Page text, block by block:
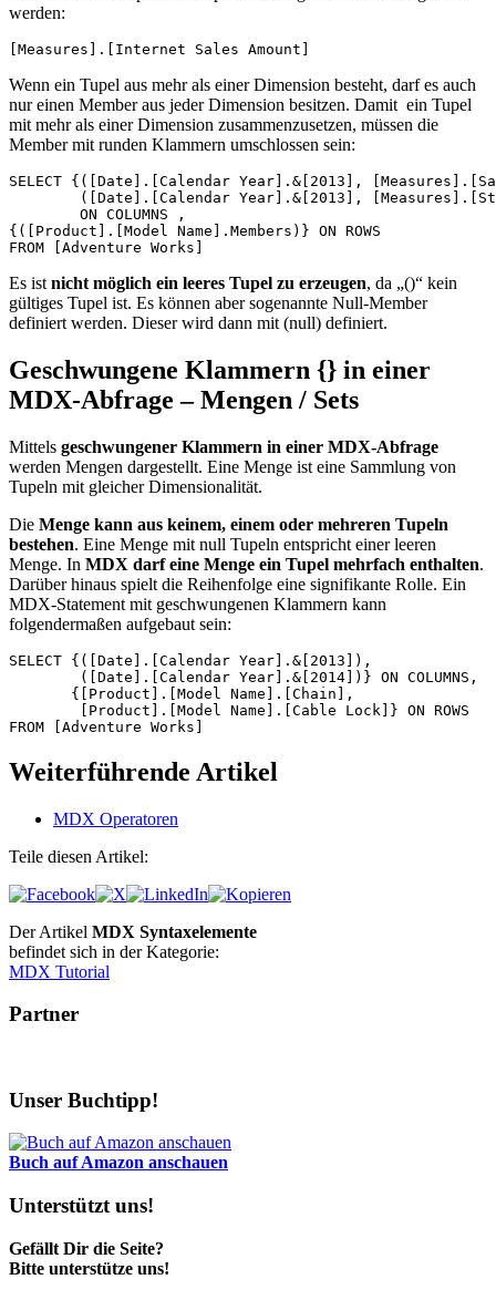
werden:
[Measures].[Internet Sales Amount]
Wenn ein Tupel aus mehr als einer Dimension besteht, darf es auch
nur einen Member aus jeder Dimension besitzen. Damit ein Tupel
mit mehr als einer Dimension zusammenzusetzen, müssen die
Member mit runden Klammern umschlossen sein:
SELECT {([Date].[Calendar Year].&[2013],
([Date].[Calendar Year].&[2013],
        ON COLUMNS ,
{([Product].[Model Name].Members)} ON ROWS
FROM [Adventure Works]
Es ist nicht möglich ein leeres Tupel zu erzeugen, da „()“ kein
gültiges Tupel ist. Es können aber sogenannte Null-Member
definiert werden. Dieser wird dann mit (null) definiert.
Geschwungene Klammern {} in einer
MDX-Abfrage – Mengen / Sets
Mittels geschwungener Klammern in einer MDX-Abfrage
werden Mengen dargestellt. Eine Menge ist eine Sammlung von
Tupeln mit gleicher Dimensionalität.
Die Menge kann aus keinem, einem oder mehreren Tupeln
bestehen. Eine Menge mit null Tupeln entspricht einer leeren
Menge. In MDX darf eine Menge ein Tupel mehrfach enthalten.
Darüber hinaus spielt die Reihenfolge eine signifikante Rolle. Ein
MDX-Statement mit geschwungenen Klammern kann
folgendermaßen aufgebaut sein:
SELECT {([Date].[Calendar Year].&[2013]),
       {[Product].[Model Name].[Chain],
        [Product].[Model Name].[Cable Lock]} ON ROWS
FROM [Adventure Works]
Weiterführende Artikel
MDX Operatoren
Teile diesen Artikel:
Der Artikel MDX Syntaxelemente
befindet sich in der Kategorie:
MDX Tutorial
Partner
Unser Buchtipp!
Buch auf Amazon anschauen
Unterstützt uns!
Gefällt Dir die Seite?
Bitte unterstütze uns!